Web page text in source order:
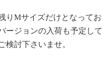
りMサイズだけとなって
ージョンの入荷も予定し
検討下さいませ。